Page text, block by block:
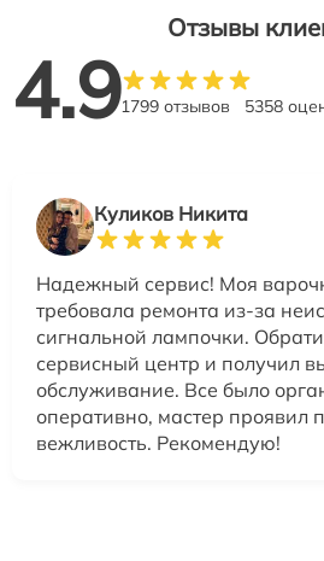
Отзывы
4.91799 отзывов 5358
Куликов Никита
Надежный сервис! Моя
требовала ремонта из-за
сигнальной лампочки.
сервисный центр и получил
обслуживание. Все было
оперативно, мастер проявил
вежливость. Рекомендую!